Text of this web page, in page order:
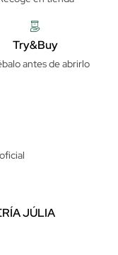
Try&Buy
antes de abrirlo
JÚLIA